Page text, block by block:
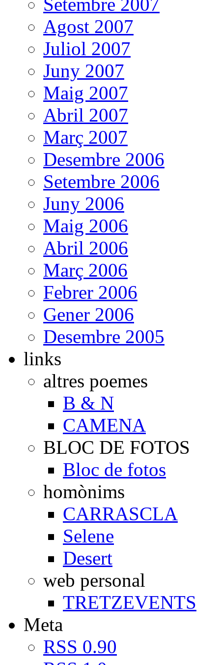
Agost 2007
Juliol 2007
Juny 2007
Maig 2007
Abril 2007
Març 2007
Desembre 2006
Setembre 2006
Juny 2006
Maig 2006
Abril 2006
Març 2006
Febrer 2006
Gener 2006
Desembre 2005
links
altres poemes
B & N
CAMENA
BLOC DE FOTOS
Bloc de fotos
homònims
CARRASCLA
Selene
Desert
web personal
TRETZEVENTS
Meta
RSS 0.90